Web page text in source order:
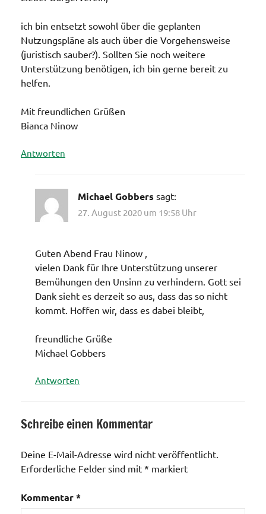
ich bin entsetzt sowohl über die geplanten
Nutzungspläne als auch über die Vorgehensweise
(juristisch sauber?). Sollten Sie noch weitere
Unterstützung benötigen, ich bin gerne bereit zu
helfen.
Mit freundlichen Grüßen
Bianca Ninow
Antworten
Michael Gobbers sagt:
27. August 2020 um 19:58 Uhr
Guten Abend Frau Ninow ,
vielen Dank für Ihre Unterstützung unserer
Bemühungen den Unsinn zu verhindern. Gott sei
Dank sieht es derzeit so aus, dass das so nicht
kommt. Hoffen wir, dass es dabei bleibt,
freundliche Grüße
Michael Gobbers
Antworten
Schreibe einen Kommentar
Deine E-Mail-Adresse wird nicht veröffentlicht.
Erforderliche Felder sind mit * markiert
Kommentar*